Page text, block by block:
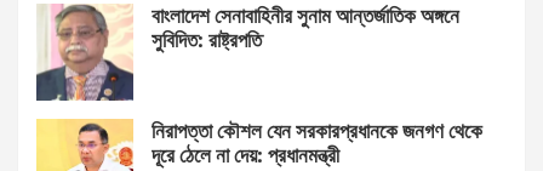
বাংলাদেশ সেনাবাহিনীর সুনাম আন্তর্জাতিক অঙ্গনে
সুবিদিত: রাষ্ট্রপতি
নিরাপত্তা কৌশল যেন সরকারপ্রধানকে জনগণ থেকে
দূরে ঠেলে না দেয়: প্রধানমন্ত্রী